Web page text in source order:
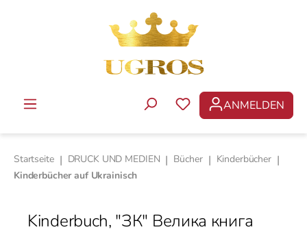
DU HAST 0
ANMELDEN
Startseite | DRUCK UND MEDIEN | Bücher | Kinderbücher |
Kinderbücher auf Ukrainisch
Kinderbuch, "ЗК" Велика книга